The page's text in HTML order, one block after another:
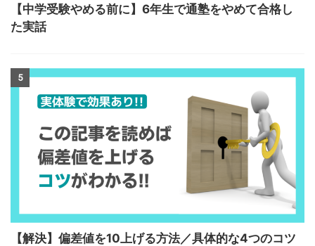
【中学受験やめる前に】6年生で通塾をやめて合格し
た実話
5
【解決】偏差値を10上げる方法／具体的な4つのコツ